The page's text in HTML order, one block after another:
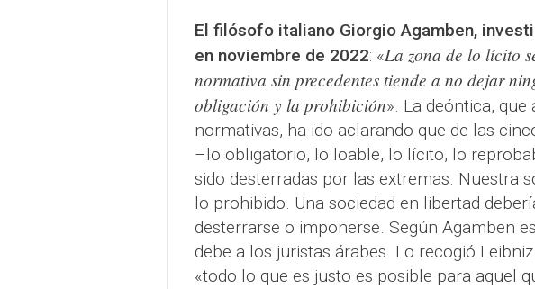
El filósofo italiano Giorgio Agamben,
en noviembre de 2022: «La zona de lo lícito
normativa sin precedentes tiende a no dejar
obligación y la prohibición». La deóntica,
normativas, ha ido aclarando que de las
–lo obligatorio, lo loable, lo lícito, lo
sido desterradas por las extremas. Nuestra
lo prohibido. Una sociedad en libertad
desterrarse o imponerse. Según Agamben
debe a los juristas árabes. Lo recogió
«todo lo que es justo es posible para aquel